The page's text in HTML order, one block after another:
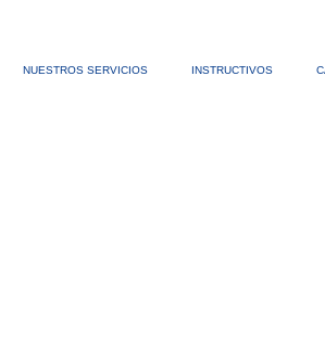
NUESTROS SERVICIOS INSTRUCTIVOS